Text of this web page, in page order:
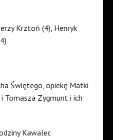
Krztoń (4), Henryk
Świętego, opiekę Matki
Tomasza Zygmunt i ich
Kawalec